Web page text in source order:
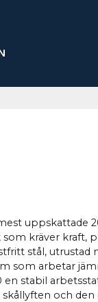
uppskattade
kräver kraft,
stål, utrustad
som arbetar
en stabil
och den